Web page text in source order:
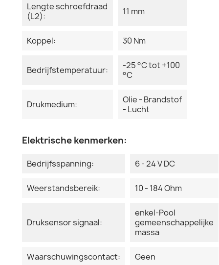
Lengte schroefdraad
(L2):
11 mm
Koppel: 30 Nm
Bedrijfstemperatuur:
-25 °C tot +100
°C
Drukmedium:
Olie - Brandstof
- Lucht
Elektrische kenmerken:
Bedrijfsspanning: 6 - 24 V DC
Weerstandsbereik: 10 - 184 Ohm
Druksensor signaal:
enkel-Pool
gemeenschappelijke
massa
Waarschuwingscontact: Geen